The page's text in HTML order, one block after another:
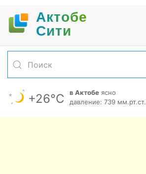
Актобе
Cити
+26°С в Актобе ясно
давление: 739 мм.рт.ст.